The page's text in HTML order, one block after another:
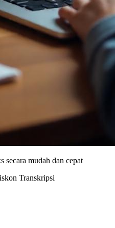
secara mudah dan cepat
Transkripsi